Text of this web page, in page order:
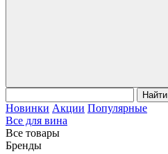
Найти
Новинки Акции Популярные
Все для вина
Все товары
Бренды